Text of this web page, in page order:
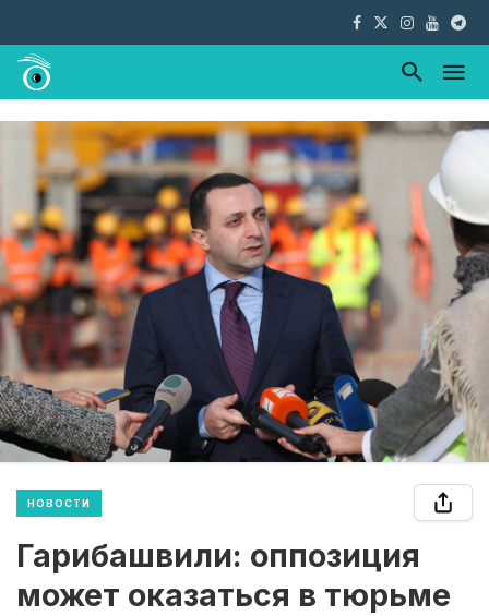
НОВОСТИ
Гарибашвили: оппозиция
может оказаться в тюрьме